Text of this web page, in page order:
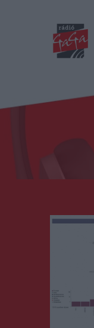
Duma
Stáb